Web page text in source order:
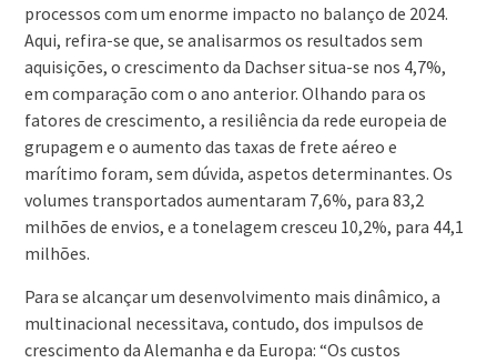
processos com um enorme impacto no balanço de 2024.
Aqui, refira-se que, se analisarmos os resultados sem
aquisições, o crescimento da Dachser situa-se nos 4,7%,
em comparação com o ano anterior. Olhando para os
fatores de crescimento, a resiliência da rede europeia de
grupagem e o aumento das taxas de frete aéreo e
marítimo foram, sem dúvida, aspetos determinantes. Os
volumes transportados aumentaram 7,6%, para 83,2
milhões de envios, e a tonelagem cresceu 10,2%, para 44,1
milhões.
Para se alcançar um desenvolvimento mais dinâmico, a
multinacional necessitava, contudo, dos impulsos de
crescimento da Alemanha e da Europa: “Os custos